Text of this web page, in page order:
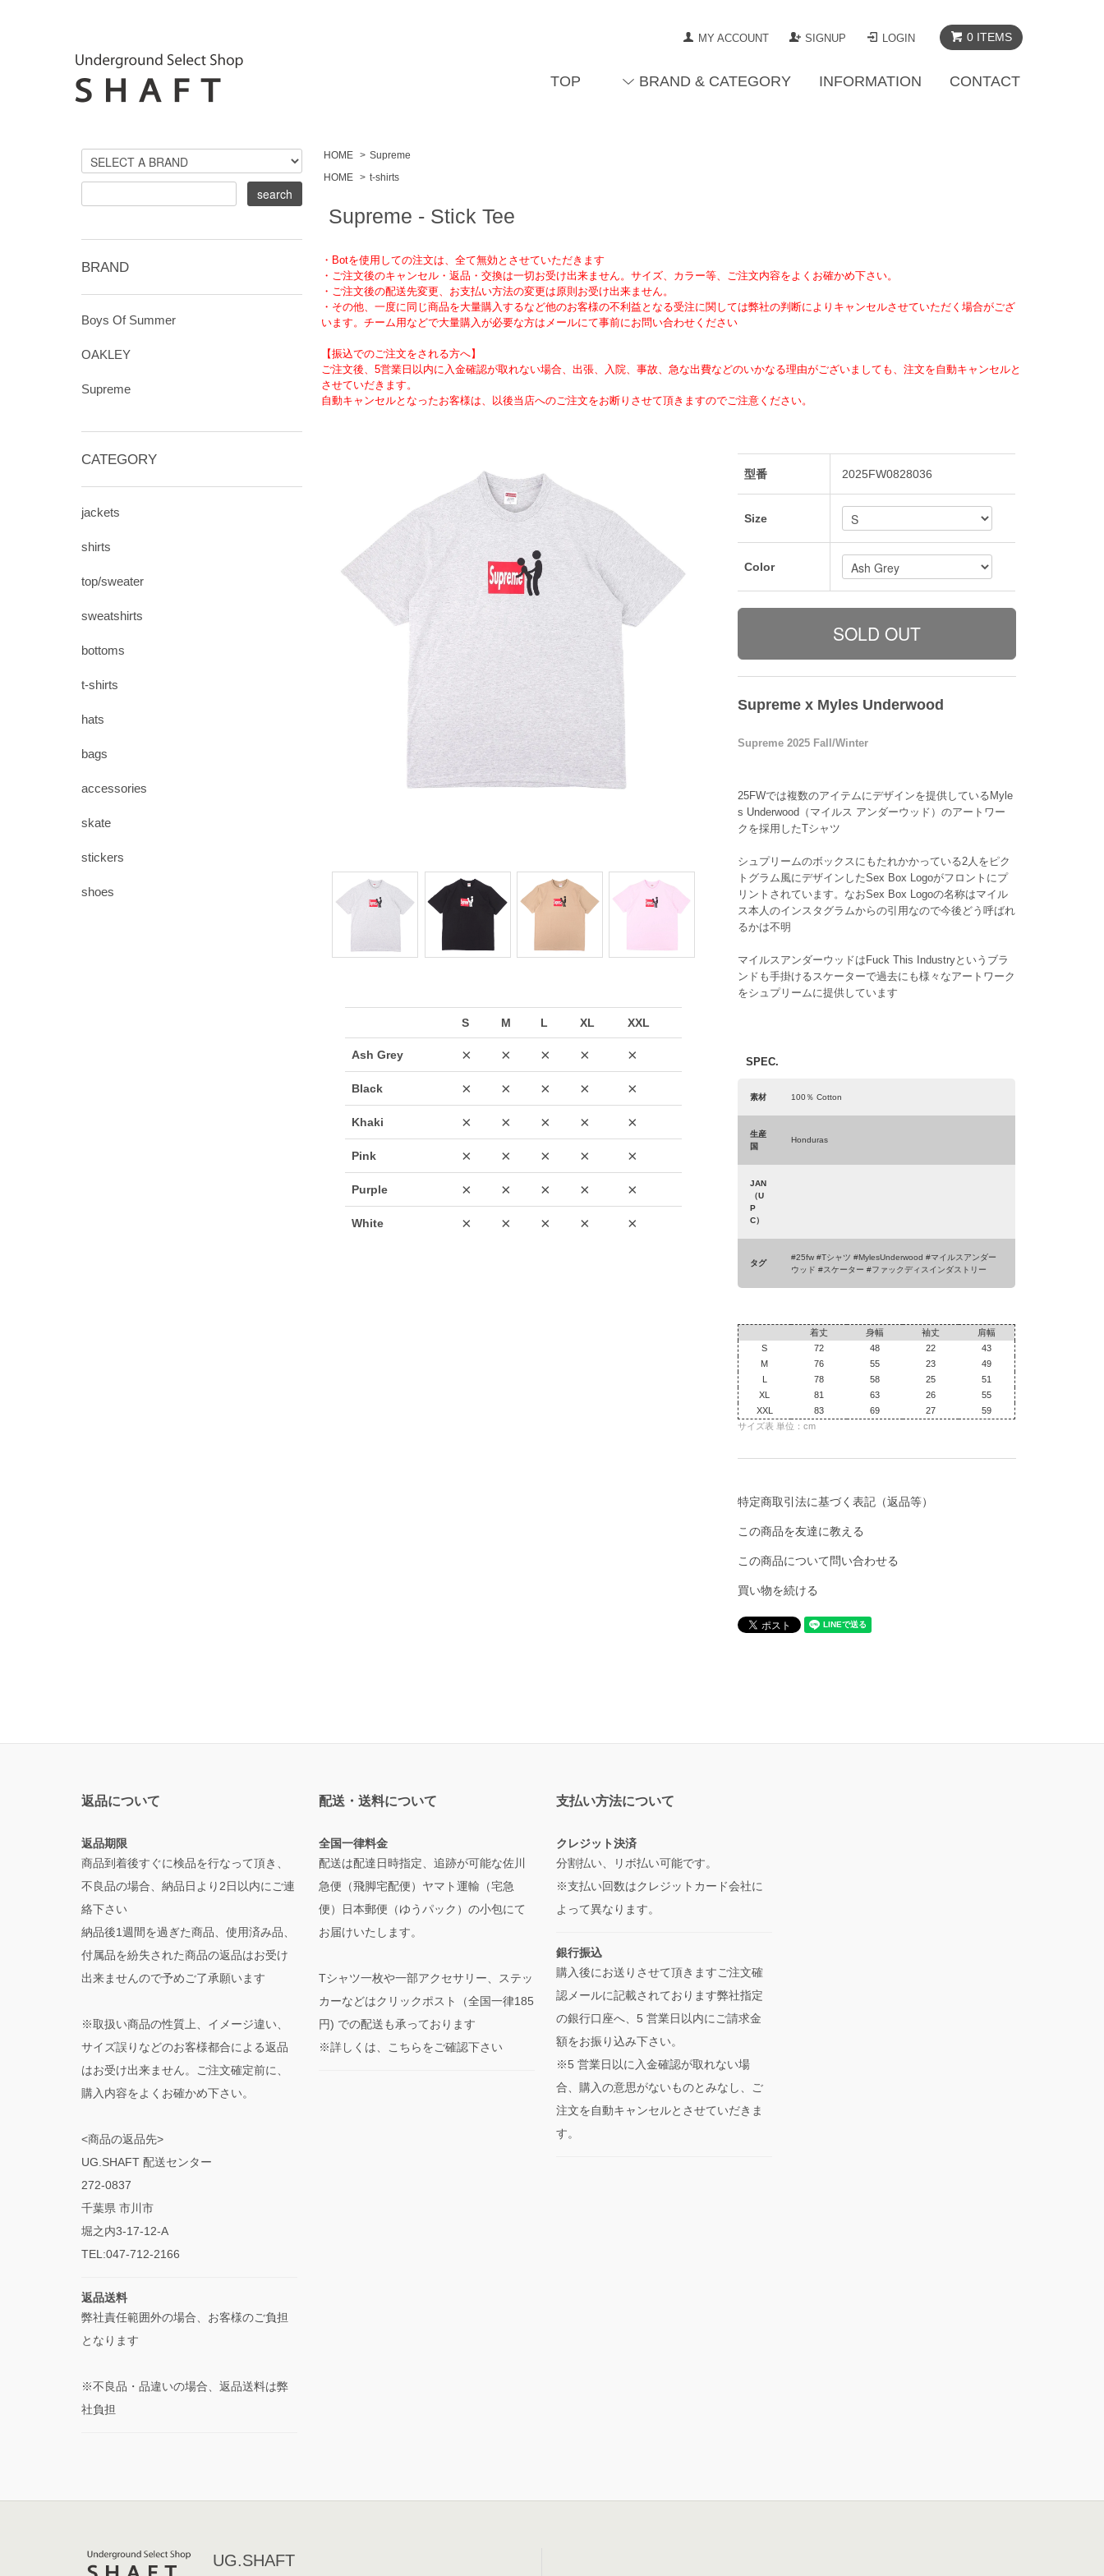
0 ITEMS
MY ACCOUNT SIGNUP LOGIN
TOP BRAND & CATEGORY INFORMATION CONTACT
HOME > Supreme
HOME
> t-shirts
Supreme - Stick Tee
・Botを使用しての注文は、全て無効とさせていただきます
・ご注文後のキャンセル・返品・交換は一切お受け出来ません。サイズ、カラー等、ご注文内容をよくお確かめ下さい。
・ご注文後の配送先変更、お支払い方法の変更は原則お受け出来ません。
・その他、一度に同じ商品を大量購入するなど他のお客様の不利益となる受注に関しては弊社の判断によりキャンセルさせていただく場合がござ
います。チーム用などで大量購入が必要な方はメールにて事前にお問い合わせください
【振込でのご注文をされる方へ】
ご注文後、5営業日以内に入金確認が取れない場合、出張、入院、事故、急な出費などのいかなる理由がございましても、注文を自動キャンセルと
させていだきます。
自動キャンセルとなったお客様は、以後当店へのご注文をお断りさせて頂きますのでご注意ください。
型番 2025FW0828036
Size
Color
Supreme x Myles Underwood
Supreme 2025 Fall/Winter
25FWでは複数のアイテムにデザインを提供しているMyle
s Underwood（マイルス アンダーウッド）のアートワー
クを採用したTシャツ
シュプリームのボックスにもたれかかっている2人をピク
トグラム風にデザインしたSex Box Logoがフロントにプ
リントされています。なおSex Box Logoの名称はマイル
ス本人のインスタグラムからの引用なので今後どう呼ばれ
るかは不明
マイルスアンダーウッドはFuck This Industryというブラ
ンドも手掛けるスケーターで過去にも様々なアートワーク
をシュプリームに提供しています
SPEC.
素材 100％ Cotton
生産
国
Honduras
JAN
（U
P
C）
タグ
#25fw #Tシャツ #MylesUnderwood #マイルスアンダー
ウッド #スケーター #ファックディスインダストリー
着丈 身幅 袖丈
肩幅
S
72 48 22
43
M
76 55 23
49
L
78 58 25
51
XL
81 63 26
55
XXL
83 69 27
59
サイズ表 単位：cm
特定商取引法に基づく表記（返品等）
この商品を友達に教える
この商品について問い合わせる
買い物を続ける
BRAND
Boys Of Summer
OAKLEY
Supreme
CATEGORY
jackets
shirts
top/sweater
sweatshirts
bottoms
t-shirts
hats
bags
accessories
skate
stickers
shoes
返品について
返品期限
商品到着後すぐに検品を行なって頂き、
不良品の場合、納品日より2日以内にご連
絡下さい
納品後1週間を過ぎた商品、使用済み品、
付属品を紛失された商品の返品はお受け
出来ませんので予めご了承願います
※取扱い商品の性質上、イメージ違い、
サイズ誤りなどのお客様都合による返品
はお受け出来ません。ご注文確定前に、
購入内容をよくお確かめ下さい。
<商品の返品先>
UG.SHAFT 配送センター
272-0837
千葉県 市川市
堀之内3-17-12-A
TEL:047-712-2166
返品送料
弊社責任範囲外の場合、お客様のご負担
となります
※不良品・品違いの場合、返品送料は弊
社負担
配送・送料について
全国一律料金
配送は配達日時指定、追跡が可能な佐川
急便（飛脚宅配便）ヤマト運輸（宅急
便）日本郵便（ゆうパック）の小包にて
お届けいたします。
Tシャツ一枚や一部アクセサリー、ステッ
カーなどはクリックポスト（全国一律185
円) での配送も承っております
※詳しくは、こちらをご確認下さい
支払い方法について
クレジット決済
分割払い、リボ払い可能です。
※支払い回数はクレジットカード会社に
よって異なります。
銀行振込
購入後にお送りさせて頂きますご注文確
認メールに記載されております弊社指定
の銀行口座へ、5 営業日以内にご請求金
額をお振り込み下さい。
※5 営業日以に入金確認が取れない場
合、購入の意思がないものとみなし、ご
注文を自動キャンセルとさせていだきま
す。
UG.SHAFT